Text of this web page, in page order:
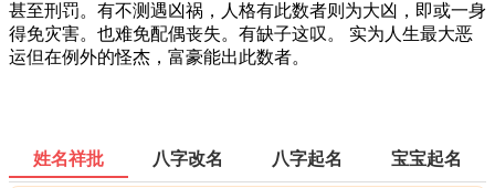
甚至刑罚。有不测遇凶祸，人格有此数者则为大凶，即或一身
得免灾害。也难免配偶丧失。有缺子这叹。 实为人生最大恶
运但在例外的怪杰，富豪能出此数者。
姓名祥批 八字改名 八字起名 宝宝起名